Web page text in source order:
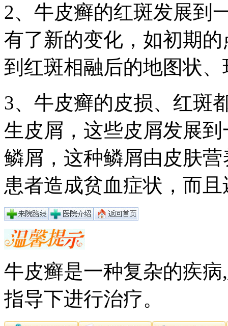
2、牛皮癣的红斑发展到
有了新的变化，如初期
到红斑相融后的地图状
3、牛皮癣的皮损、红斑
生皮屑，这些皮屑发展
鳞屑，这种鳞屑由皮肤
患者造成贫血症状，而
牛皮癣是一种复杂的疾
指导下进行治疗。